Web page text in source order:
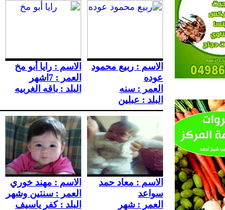
الاسم : ربيع محمود
عوده
العمر : سنه
البلد : عبلين
الاسم : رايا أبو مخ
العمر : 7اشهر
البلد : باقه الغربيه
الاسم : معاد حمد
سواعد
العمر : شهر
الاسم : مهند خوري
العمر : سنتين وشهر
البلد : كفر ياسيف